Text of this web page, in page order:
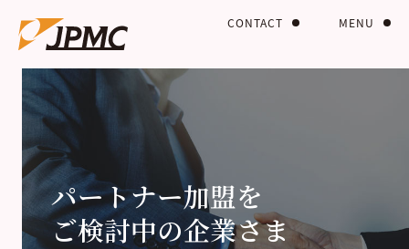
MENU
CONTACT
パートナー加盟を
ご検討中の企業さま